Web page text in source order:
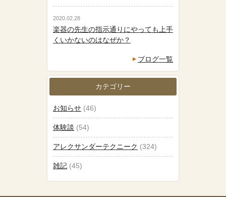
2020.02.28
楽器の先生の指示通りにやっても上手
くいかないのはなぜか？
ブログ一覧
カテゴリー
お知らせ (46)
体験談 (54)
アレクサンダーテクニーク (324)
雑記 (45)